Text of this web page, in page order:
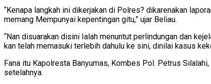
“Kenapa langkah ini dikerjakan di Polres? dikarenakan
memang Mempunyai kepentingan gitu,” ujar Beliau.
“Nan disuarakan disini Ialah menuntut perlindungan dan
kan telah memasuki terlebih dahulu ke sini, dinilai kasus
Fana itu Kapolresta Banyumas, Kombes Pol. Petrus
setelahnya.